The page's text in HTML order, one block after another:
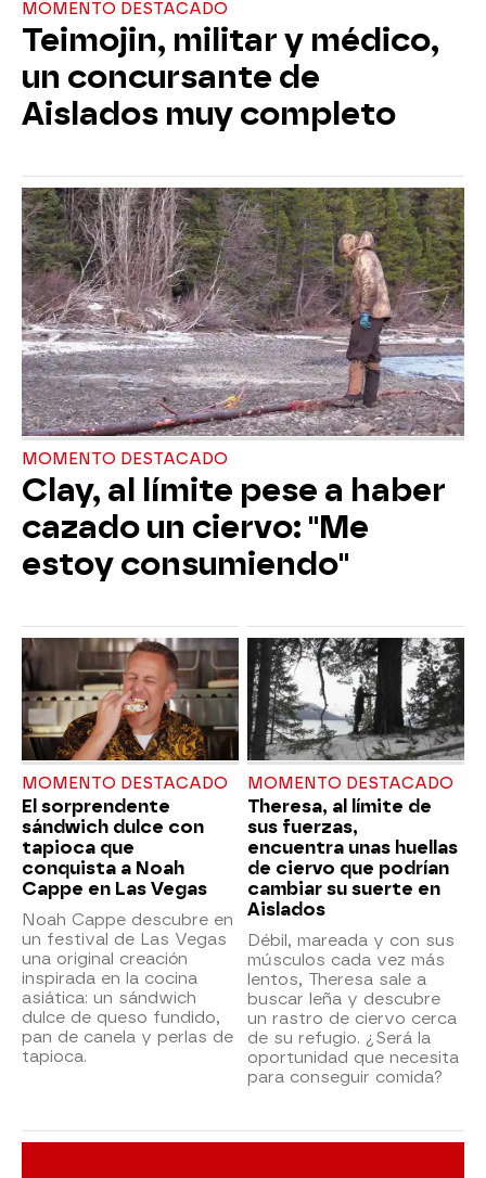
MOMENTO DESTACADO
Teimojin, militar y médico,
un concursante de
Aislados muy completo
MOMENTO DESTACADO
Clay, al límite pese a haber
cazado un ciervo: "Me
estoy consumiendo"
MOMENTO DESTACADO
El sorprendente
sándwich dulce con
tapioca que
conquista a Noah
Cappe en Las Vegas
Noah Cappe descubre en
un festival de Las Vegas
una original creación
inspirada en la cocina
asiática: un sándwich
dulce de queso fundido,
pan de canela y perlas de
tapioca.
MOMENTO DESTACADO
Theresa, al límite de
sus fuerzas,
encuentra unas huellas
de ciervo que podrían
cambiar su suerte en
Aislados
Débil, mareada y con sus
músculos cada vez más
lentos, Theresa sale a
buscar leña y descubre
un rastro de ciervo cerca
de su refugio. ¿Será la
oportunidad que necesita
para conseguir comida?